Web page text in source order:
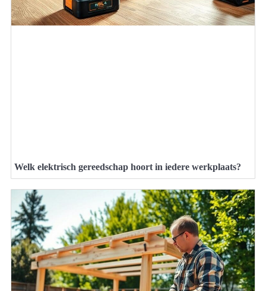
Welk elektrisch gereedschap hoort in iedere werkplaats?